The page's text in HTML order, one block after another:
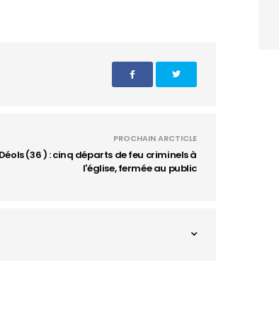
PROCHAIN ARCTICLE
Déols (36 ) : cinq départs de feu criminels à
l'église, fermée au public